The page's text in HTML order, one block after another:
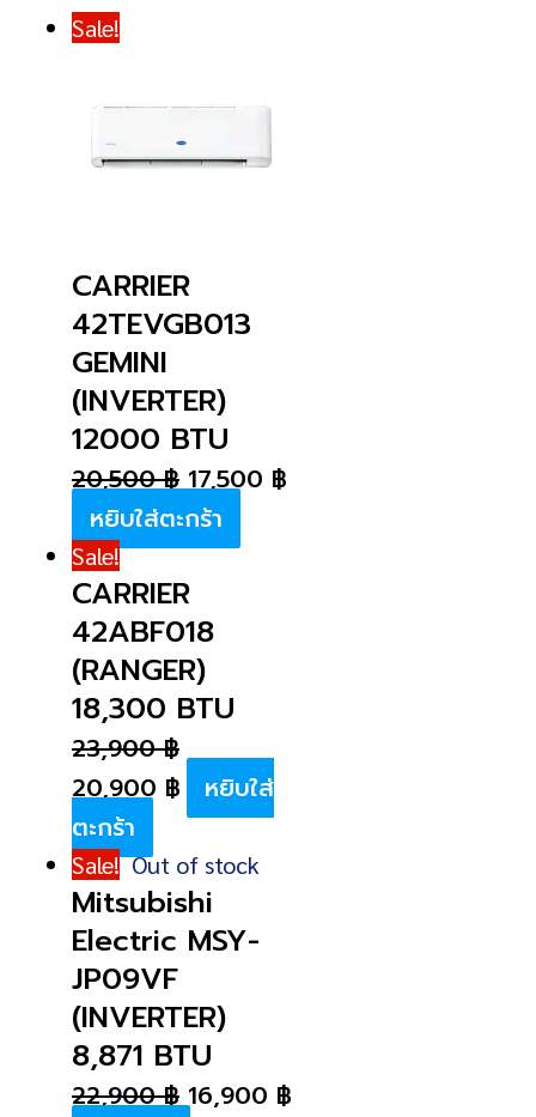
Sale!
CARRIER
42TEVGB013
GEMINI
(INVERTER)
12000 BTU
20,500฿ 17,500 ฿
หยิบใส่ตะกร้า
Sale!
CARRIER
42ABF018
(RANGER)
18,300 BTU
23,900฿
20,900 ฿
หยิบใส่
ตะกร้า
Sale! Out of stock
Mitsubishi
Electric MSY-
JP09VF
(INVERTER)
8,871 BTU
22,900฿ 16,900 ฿